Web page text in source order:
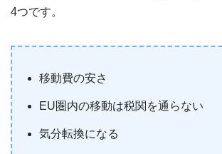
4つです。
移動費の安さ
EU圏内の移動は税関を通らない
気分転換になる